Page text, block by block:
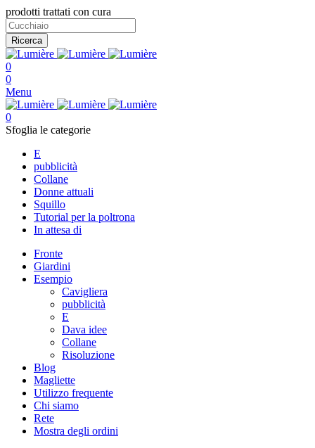
prodotti trattati con cura
Ricerca
0
0
Menu
0
Sfoglia le categorie
E
pubblicità
Collane
Donne attuali
Squillo
Tutorial per la poltrona
In attesa di
Fronte
Giardini
Esempio
Cavigliera
pubblicità
E
Dava idee
Collane
Risoluzione
Blog
Magliette
Utilizzo frequente
Chi siamo
Rete
Mostra degli ordini